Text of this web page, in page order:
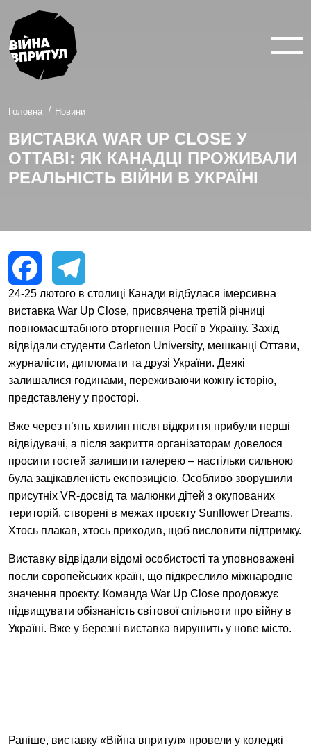
ВІЙНА У 360°
ВІЙНА В 3D
ПРО ПРОЕКТ
НОВИНИ
КОНТАКТИ
EN UA
Головна Новини
ВИСТАВКА WAR UP CLOSE У
ОТТАВІ: ЯК КАНАДЦІ ПРОЖИВАЛИ
РЕАЛЬНІСТЬ ВІЙНИ В УКРАЇНІ
FacebookTelegram
24-25 лютого в столиці Канади відбулася імерсивна
виставка War Up Close, присвячена третій річниці
повномасштабного вторгнення Росії в Україну. Захід
відвідали студенти Carleton University, мешканці Оттави,
журналісти, дипломати та друзі України. Деякі
залишалися годинами, переживаючи кожну історію,
представлену у просторі.
Вже через п’ять хвилин після відкриття прибули перші
відвідувачі, а після закриття організаторам довелося
просити гостей залишити галерею – настільки сильною
була зацікавленість експозицією. Особливо зворушили
присутніх VR-досвід та малюнки дітей з окупованих
територій, створені в межах проєкту Sunflower Dreams.
Хтось плакав, хтось приходив, щоб висловити підтримку.
Виставку відвідали відомі особистості та уповноважені
посли європейських країн, що підкреслило міжнародне
значення проєкту. Команда War Up Close продовжує
підвищувати обізнаність світової спільноти про війну в
Україні. Вже у березні виставка вирушить у нове місто.
Раніше, виставку «Війна впритул» провели у коледжі